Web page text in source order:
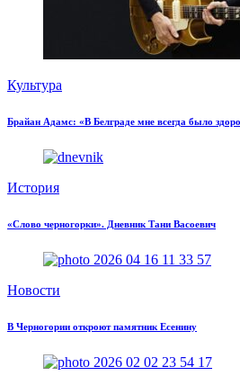
Культура
Брайан Адамс: «В Белграде мне всегда было
История
«Слово черногорки». Дневник Тани Васоевич
Новости
В Черногории откроют памятник Есенину